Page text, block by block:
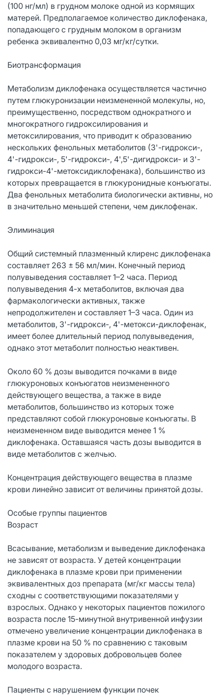
(100 нг/мл) в грудном молоке одной из кормящих
матерей. Предполагаемое количество диклофенака,
попадающего с грудным молоком в организм
ребенка эквивалентно 0,03 мг/кг/сутки.
Биотрансформация
Метаболизм диклофенака осуществляется частично
путем глюкуронизации неизмененной молекулы, но,
преимущественно, посредством однократного и
многократного гидроксилирования и
метоксилирования, что приводит к образованию
нескольких фенольных метаболитов (3'-гидрокси-,
4'-гидрокси-, 5'-гидрокси-, 4',5'-дигидрокси- и 3'-
гидрокси-4'-метоксидиклофенака), большинство из
которых превращается в глюкуронидные конъюгаты.
Два фенольных метаболита биологически активны, но
в значительно меньшей степени, чем диклофенак.
Элиминация
Общий системный плазменный клиренс диклофенака
составляет 263 ± 56 мл/мин. Конечный период
полувыведения составляет 1–2 часа. Период
полувыведения 4-х метаболитов, включая два
фармакологически активных, также
непродолжителен и составляет 1–3 часа. Один из
метаболитов, 3'-гидрокси-, 4'-метокси-диклофенак,
имеет более длительный период полувыведения,
однако этот метаболит полностью неактивен.
Около 60 % дозы выводится почками в виде
глюкуроновых конъюгатов неизмененного
действующего вещества, а также в виде
метаболитов, большинство из которых тоже
представляют собой глюкуроновые конъюгаты. В
неизмененном виде выводится менее 1 %
диклофенака. Оставшаяся часть дозы выводится в
виде метаболитов с желчью.
Концентрация действующего вещества в плазме
крови линейно зависит от величины принятой дозы.
Особые группы пациентов
Возраст
Всасывание, метаболизм и выведение диклофенака
не зависят от возраста. У детей концентрации
диклофенака в плазме крови при применении
эквивалентных доз препарата (мг/кг массы тела)
сходны с соответствующими показателями у
взрослых. Однако у некоторых пациентов пожилого
возраста после 15-минутной внутривенной инфузии
отмечено увеличение концентрации диклофенака в
плазме крови на 50 % по сравнению с таковым
показателем у здоровых добровольцев более
молодого возраста.
Пациенты с нарушением функции почек